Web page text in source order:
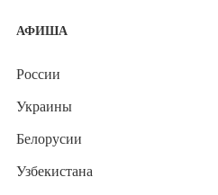
АФИША
России
Украины
Белорусии
Узбекистана